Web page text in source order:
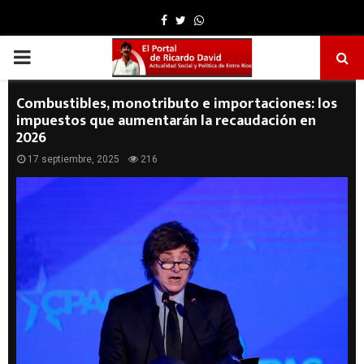
Facebook
TwitterWhatsapp
PRIMARY
MENU
Combustibles, monotributo e importaciones: los
impuestos que aumentarán la recaudación en
2026
17 septiembre, 2025 216